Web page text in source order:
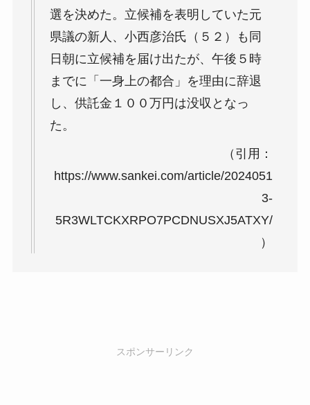
選を決めた。立候補を表明していた元
県議の新人、小西彦治氏（５２）も同
日朝に立候補を届け出たが、午後５時
までに「一身上の都合」を理由に辞退
し、供託金１００万円は没収となっ
た。
（引用：
https://www.sankei.com/article/2024051
3-
5R3WLTCKXRPO7PCDNUSXJ5ATXY/
）
スポンサーリンク